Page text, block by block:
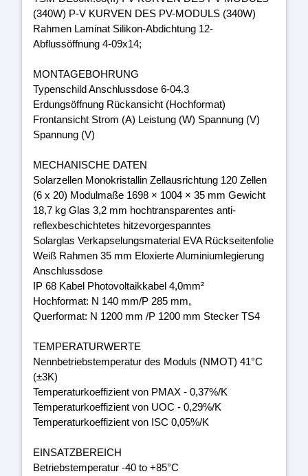
(340W) P-V KURVEN DES PV-MODULS (340W)
Rahmen Laminat Silikon-Abdichtung 12-
Abflussöffnung 4-09x14;
MONTAGEBOHRUNG
Typenschild Anschlussdose 6-04.3
Erdungsöffnung Rückansicht (Hochformat)
Frontansicht Strom (A) Leistung (W) Spannung (V)
Spannung (V)
MECHANISCHE DATEN
Solarzellen Monokristallin Zellausrichtung 120 Zellen
(6 x 20) Modulmaße 1698 × 1004 × 35 mm Gewicht
18,7 kg Glas 3,2 mm hochtransparentes anti-
reflexbeschichtetes hitzevorgespanntes
Solarglas Verkapselungsmaterial EVA Rückseitenfolie
Weiß Rahmen 35 mm Eloxierte Aluminiumlegierung
Anschlussdose
IP 68 Kabel Photovoltaikkabel 4,0mm²
Hochformat: N 140 mm/P 285 mm,
Querformat: N 1200 mm /P 1200 mm Stecker TS4
TEMPERATURWERTE
Nennbetriebstemperatur des Moduls (NMOT) 41°C
(±3K)
Temperaturkoeffizient von PMAX - 0,37%/K
Temperaturkoeffizient von UOC - 0,29%/K
Temperaturkoeffizient von ISC 0,05%/K
EINSATZBEREICH
Betriebstemperatur -40 to +85°C